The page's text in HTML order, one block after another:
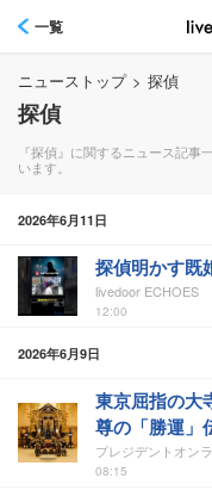
一覧
ニューストップ > 探偵
探偵
『探偵』に関するニュース記
います。
2026年6月11日
探偵明かす既
livedoor ECHOES
12:00
2026年6月9日
東京屈指の大
尊の「勝運」
プレジデントオン
08:15